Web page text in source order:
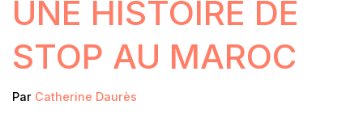
UNE HISTOIRE DE
STOP AU MAROC
Par Catherine Daurès